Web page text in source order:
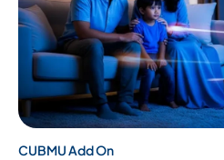
CUBMU Add On